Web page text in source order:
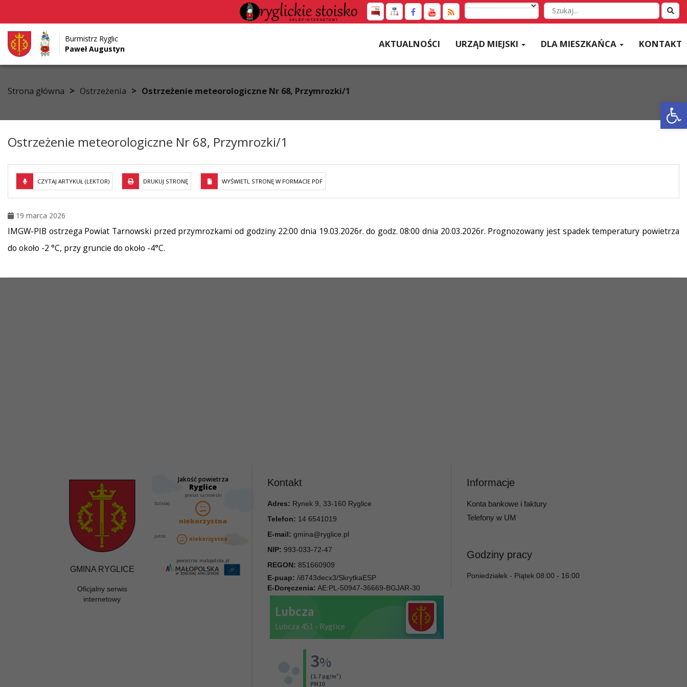
Przejdź do menu
Przejdź do głównej treści strony
Przejdź do stopki strony
Wyszukaj
w
Burmistrz Ryglic
Paweł Augustyn
AKTUALNOŚCI URZĄD MIEJSKI DLA MIESZKAŃCA KONTAKT
Strona główna > Ostrzeżenia > Ostrzeżenie meteorologiczne Nr 68, Przymrozki/1
Ostrzeżenie meteorologiczne Nr 68, Przymrozki/1
CZYTAJ ARTYKUŁ (LEKTOR) DRUKUJ STRONĘ WYŚWIETL STRONĘ W FORMACIE PDF
19 marca 2026
IMGW-PIB ostrzega Powiat Tarnowski przed przymrozkami od godziny 22:00 dnia 19.03.2026r. do godz. 08:00 dnia 20.03.2026r. Prognozowany jest spadek temperatury powietrza
do około -2 °C, przy gruncie do około -4°C.
GMINA RYGLICE
Oficjalny serwis
internetowy
Kontakt
Adres: Rynek 9, 33-160 Ryglice
Telefon: 14 6541019
E-mail: gmina@ryglice.pl
NIP: 993-033-72-47
REGON: 851660909
E-puap: /i8743decx3/SkrytkaESP
E-Doręczenia: AE:PL-50947-36669-BGJAR-30
Informacje
Konta bankowe i faktury
Telefony w UM
Godziny pracy
Poniedziałek - Piątek 08:00 - 16:00